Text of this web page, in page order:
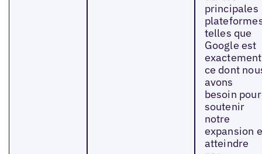
principales
telles que
Google est
exactement
ce dont
avons
besoin pour
soutenir
notre
expansion
atteindre